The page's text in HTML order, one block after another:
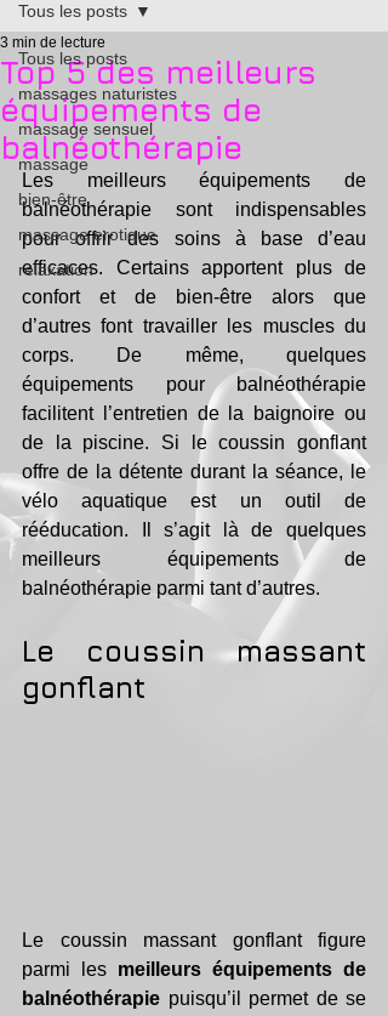
Tous les posts
massages naturistes
massage sensuel
massage
bien-être
massage erotique
relaxation
Tous les posts
Top 5 des meilleurs
équipements de
balnéothérapie
3 min de lecture
Les meilleurs équipements de
balnéothérapie sont indispensables
pour offrir des soins à base d’eau
efficaces. Certains apportent plus de
confort et de bien-être alors que
d’autres font travailler les muscles du
corps. De même, quelques
équipements pour balnéothérapie
facilitent l’entretien de la baignoire ou
de la piscine. Si le coussin gonflant
offre de la détente durant la séance, le
vélo aquatique est un outil de
rééducation. Il s’agit là de quelques
meilleurs équipements de
balnéothérapie parmi tant d’autres.
Le coussin massant
gonflant
Le coussin massant gonflant figure
parmi les meilleurs équipements de
balnéothérapie puisqu’il permet de se